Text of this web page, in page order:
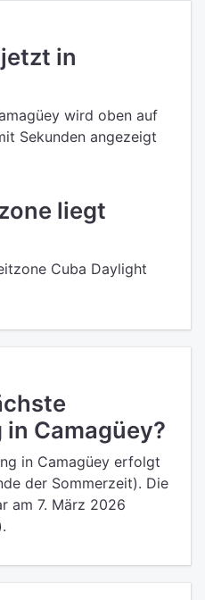
in
wird oben auf
Sekunden angezeigt
liegt
Cuba Daylight
Camagüey?
in Camagüey erfolgt
der Sommerzeit). Die
am 7. März 2026